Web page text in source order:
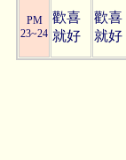
PM
23~24
歡喜
就好
歡喜
就好